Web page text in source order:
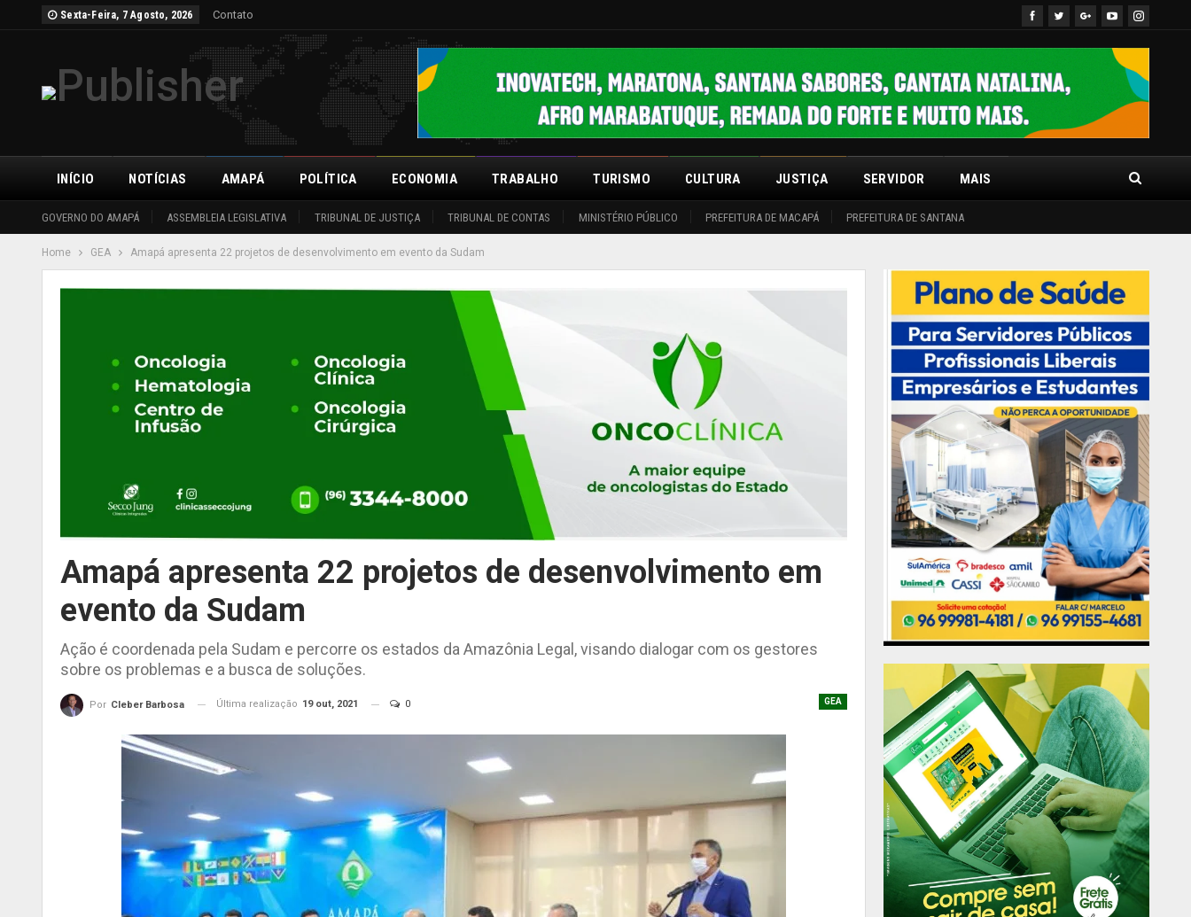
Sexta-Feira, 7 Agosto, 2026 Contato
INÍCIO
GOVERNO DO AMAPÁ ASSEMBLEIA LEGISLATIVA TRIBUNAL DE JUSTIÇA TRIBUNAL DE CONTAS MINISTÉRIO PÚBLICO PREFEITURA DE MACAPÁ PREFEITURA DE SANTANA
NOTÍCIAS AMAPÁ POLÍTICA ECONOMIA TRABALHO TURISMO CULTURA JUSTIÇA SERVIDOR MAIS
Home GEA Amapá apresenta 22 projetos de desenvolvimento em evento da Sudam
Amapá apresenta 22 projetos de desenvolvimento em
evento da Sudam
Ação é coordenada pela Sudam e percorre os estados da Amazônia Legal, visando dialogar com os gestores
sobre os problemas e a busca de soluções.
GEA
Por Cleber Barbosa Última realização 19 out, 2021 0